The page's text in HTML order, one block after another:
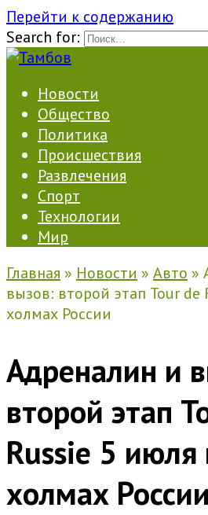
Перейти к содержанию
Search for:
Новости
Общество
Политика
Происшествия
Развлечения
Спорт
Технологии
Мир
Главная » Новости » Авто »
вызов: второй этап Tour de
холмах России
Адреналин и
второй этап
Russie 5 июля
холмах России